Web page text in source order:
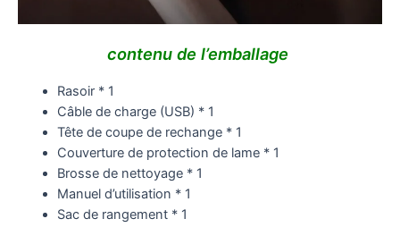
contenu de l’emballage
Rasoir * 1
Câble de charge (USB) * 1
Tête de coupe de rechange * 1
Couverture de protection de lame * 1
Brosse de nettoyage * 1
Manuel d’utilisation * 1
Sac de rangement * 1